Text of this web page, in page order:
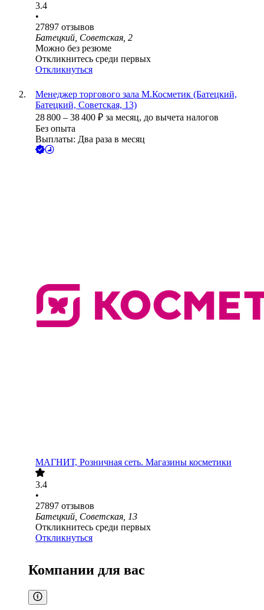
3.4
•
27897 отзывов
Батецкий, Советская, 2
Можно без резюме
Откликнитесь среди первых
Откликнуться
Менеджер торгового зала М.Косметик (Батецкий,
Батецкий, Советская, 13)
28 800 – 38 400 ₽ за месяц, до вычета налогов
Без опыта
Выплаты: Два раза в месяц
МАГНИТ, Розничная сеть. Магазины косметики
3.4
•
27897 отзывов
Батецкий, Советская, 13
Откликнитесь среди первых
Откликнуться
Компании для вас